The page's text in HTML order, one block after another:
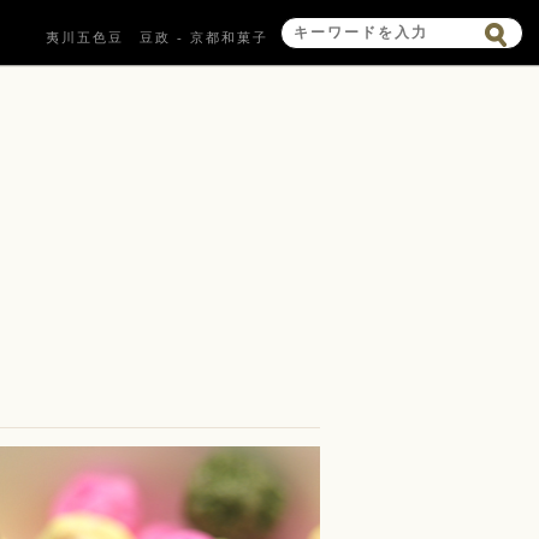
夷川五色豆 豆政 - 京都和菓子